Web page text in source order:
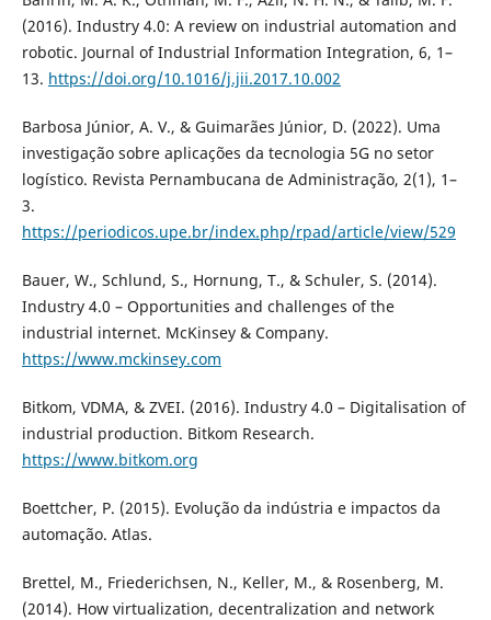
(2016). Industry 4.0: A review on industrial automation and
robotic. Journal of Industrial Information Integration, 6, 1–
13. https://doi.org/10.1016/j.jii.2017.10.002
Barbosa Júnior, A. V., & Guimarães Júnior, D. (2022). Uma
investigação sobre aplicações da tecnologia 5G no setor
logístico. Revista Pernambucana de Administração, 2(1), 1–
3.
https://periodicos.upe.br/index.php/rpad/article/view/529
Bauer, W., Schlund, S., Hornung, T., & Schuler, S. (2014).
Industry 4.0 – Opportunities and challenges of the
industrial internet. McKinsey & Company.
https://www.mckinsey.com
Bitkom, VDMA, & ZVEI. (2016). Industry 4.0 – Digitalisation of
industrial production. Bitkom Research.
https://www.bitkom.org
Boettcher, P. (2015). Evolução da indústria e impactos da
automação. Atlas.
Brettel, M., Friederichsen, N., Keller, M., & Rosenberg, M.
(2014). How virtualization, decentralization and network